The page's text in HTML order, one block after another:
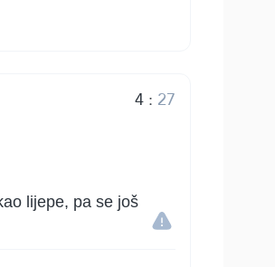
4: 27
lijepe, pa se još